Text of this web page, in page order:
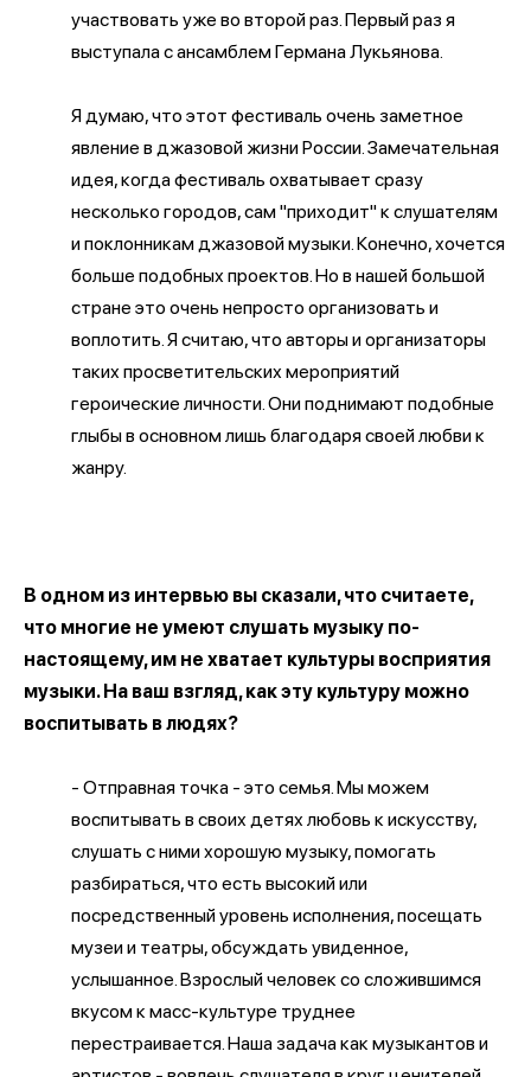
участвовать уже во второй раз. Первый раз я
выступала с ансамблем Германа Лукьянова.
Я думаю, что этот фестиваль очень заметное
явление в джазовой жизни России. Замечательная
идея, когда фестиваль охватывает сразу
несколько городов, сам "приходит" к слушателям
и поклонникам джазовой музыки. Конечно, хочется
больше подобных проектов. Но в нашей большой
стране это очень непросто организовать и
воплотить. Я считаю, что авторы и организаторы
таких просветительских мероприятий
героические личности. Они поднимают подобные
глыбы в основном лишь благодаря своей любви к
жанру.
В одном из интервью вы сказали, что считаете,
что многие не умеют слушать музыку по-
настоящему, им не хватает культуры восприятия
музыки. На ваш взгляд, как эту культуру можно
воспитывать в людях?
- Отправная точка - это семья. Мы можем
воспитывать в своих детях любовь к искусству,
слушать с ними хорошую музыку, помогать
разбираться, что есть высокий или
посредственный уровень исполнения, посещать
музеи и театры, обсуждать увиденное,
услышанное. Взрослый человек со сложившимся
вкусом к масс-культуре труднее
перестраивается. Наша задача как музыкантов и